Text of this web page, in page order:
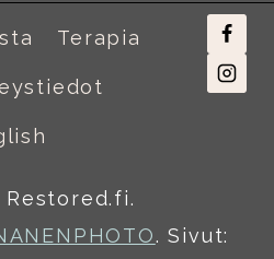
Terapia
. Sivut: